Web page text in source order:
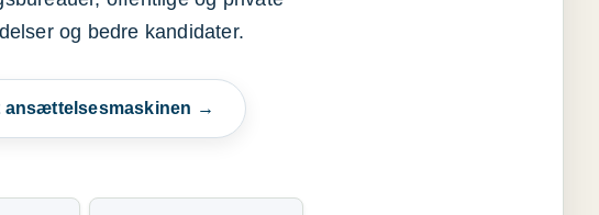
og bedre kandidater.
ansættelsesmaskinen →